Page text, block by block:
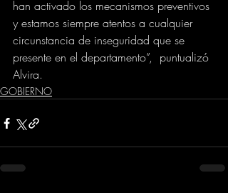
han activado los mecanismos preventivos
y estamos siempre atentos a cualquier
circunstancia de inseguridad que se
presente en el departamento”,  puntualizó
Alvira.
GOBIERNO